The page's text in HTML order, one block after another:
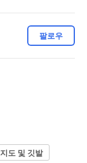
팔로우
지도 및 깃발